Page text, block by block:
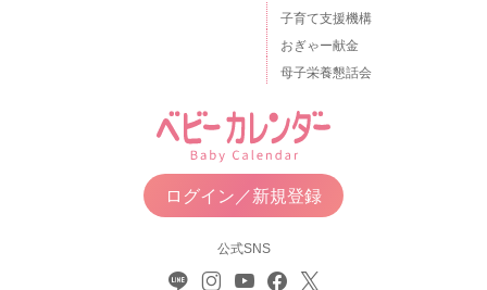
子育て支援機構
おぎゃー献金
母子栄養懇話会
ログイン／新規登録
公式SNS